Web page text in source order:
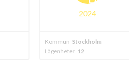
Kommun